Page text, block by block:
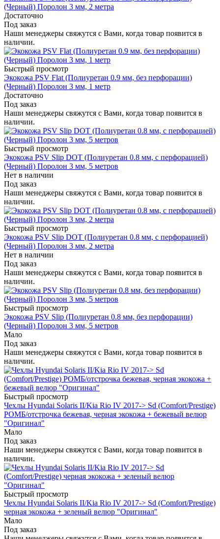
(Черный) Поролон 3 мм, 2 метра
Достаточно
Под заказ
Наши менеджеры свяжутся с Вами, когда товар появится в
наличии.
Быстрый просмотр
Экокожа PSV Flat (Полиуретан 0.9 мм, без перфорации)
(Черный) Поролон 3 мм, 1 метр
Достаточно
Под заказ
Наши менеджеры свяжутся с Вами, когда товар появится в
наличии.
Быстрый просмотр
Экокожа PSV Slip DOT (Полиуретан 0.8 мм, с перфорацией)
(Черный) Поролон 3 мм, 5 метров
Нет в наличии
Под заказ
Наши менеджеры свяжутся с Вами, когда товар появится в
наличии.
Быстрый просмотр
Экокожа PSV Slip DOT (Полиуретан 0.8 мм, с перфорацией)
(Черный) Поролон 3 мм, 2 метра
Нет в наличии
Под заказ
Наши менеджеры свяжутся с Вами, когда товар появится в
наличии.
Быстрый просмотр
Экокожа PSV Slip (Полиуретан 0.8 мм, без перфорации)
(Черный) Поролон 3 мм, 5 метров
Мало
Под заказ
Наши менеджеры свяжутся с Вами, когда товар появится в
наличии.
Быстрый просмотр
Чехлы Hyundai Solaris II/Kia Rio IV 2017-> Sd (Comfort/Prestige)
РОМБ/отстрочка бежевая, черная экокожа + бежевый велюр
"Оригинал"
Мало
Под заказ
Наши менеджеры свяжутся с Вами, когда товар появится в
наличии.
Быстрый просмотр
Чехлы Hyundai Solaris II/Kia Rio IV 2017-> Sd (Comfort/Prestige)
черная экокожа + зеленый велюр "Оригинал"
Мало
Под заказ